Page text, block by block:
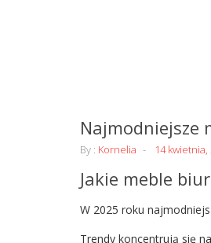
Najmodniejsze
By : Kornelia 14 kwietnia,
Jakie meble
W 2025 roku
Trendy koncentrują się